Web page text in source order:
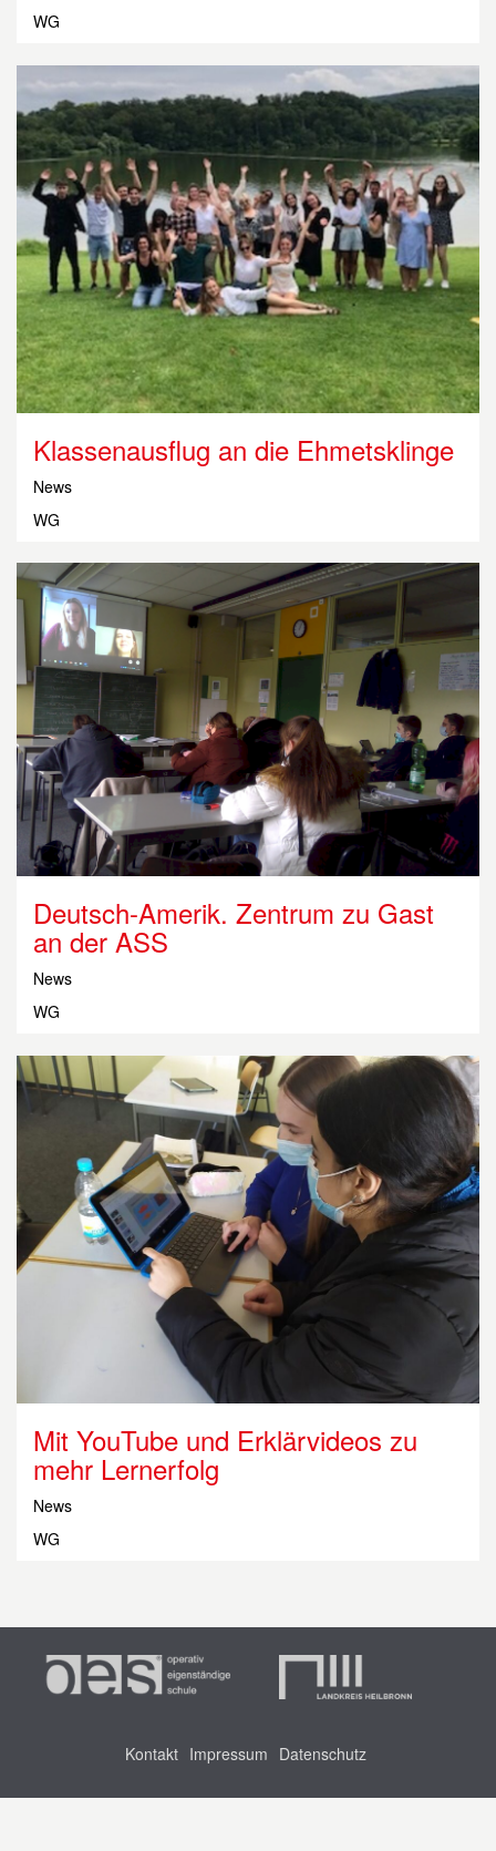
WG
Klassen­ausflug an die Ehmets­klinge
News
WG
Deutsch-Amerik. Zentrum zu Gast
an der ASS
News
WG
Mit YouTube und Erklärvideos zu
mehr Lernerfolg
News
WG
Kontakt Impressum Datenschutz